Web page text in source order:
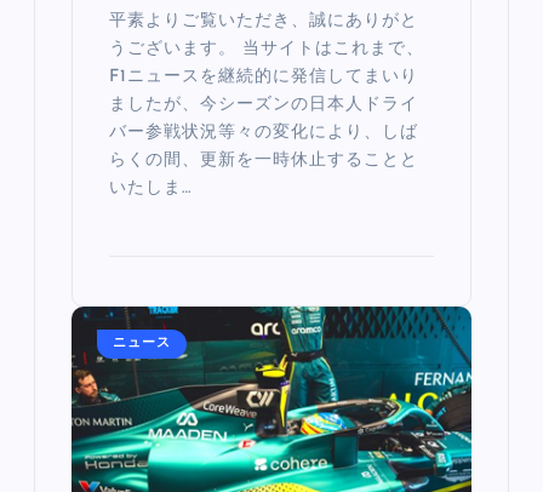
平素よりご覧いただき、誠にありがと
うございます。 当サイトはこれまで、
F1ニュースを継続的に発信してまいり
ましたが、今シーズンの日本人ドライ
バー参戦状況等々の変化により、しば
らくの間、更新を一時休止することと
いたしま…
ニュース